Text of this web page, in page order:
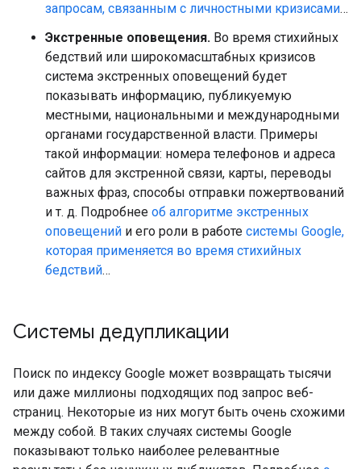
запросам, связанным с личностными кризисами…
Экстренные оповещения. Во время стихийных
бедствий или широкомасштабных кризисов
система экстренных оповещений будет
показывать информацию, публикуемую
местными, национальными и международными
органами государственной власти. Примеры
такой информации: номера телефонов и адреса
сайтов для экстренной связи, карты, переводы
важных фраз, способы отправки пожертвований
и т. д. Подробнее об алгоритме экстренных
оповещений и его роли в работе системы Google,
которая применяется во время стихийных
бедствий…
Системы дедупликации
Поиск по индексу Google может возвращать тысячи
или даже миллионы подходящих под запрос веб-
страниц. Некоторые из них могут быть очень схожими
между собой. В таких случаях системы Google
показывают только наиболее релевантные